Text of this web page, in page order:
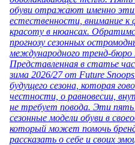
обуви отражают именно эти
естественности, внимание
красоту в нюансах.
прогнозу сезонных
международного тренд-бюро
Представленная в статье
зима 2026/27 от Future
будущего сезона, которая
честности, о равновесии,
не требует повода. Эти
сезонные модели обуви в
который может помочь
рассказать о себе и своих